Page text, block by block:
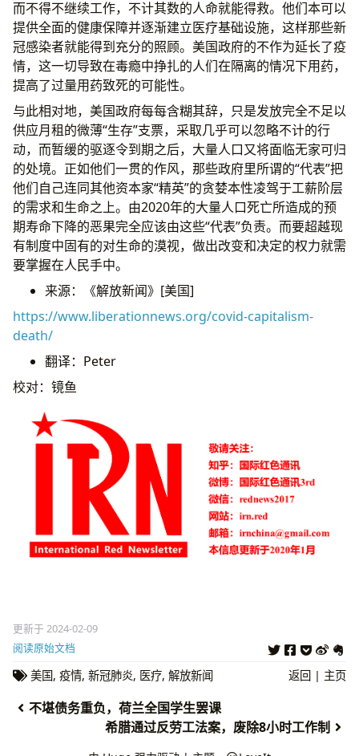
而不得不继续工作，不计其数的人命就能得救。他们本可以
提供全面的健康保障并逐渐建立医疗基础设施，这样那些新
冠感染者就能得到充分的照顾。美国政府的不作为延长了疫
情，这一切导致在毒瘾中挣扎的人们在隔离的情况下用药，
提高了过量用药致死的可能性。
与此相对地，美国政府每每含糊其辞，只是发放完全不足以
供应月租的微薄“生存”支票，采取几乎可以忽略不计的行
动，而暂缓的驱逐令到期之后，大量人口又将面临无家可归
的处境。正如他们一贯的作风，那些政府里所谓的“代表”把
他们自己连同其他资本家“精英”的贪婪本性凌驾于工薪阶层
的需求和生命之上。由2020年的大量人口死亡所造成的预
期寿命下降的恶果完全应该由这些“代表”负责。而要超越现
有制度中固有的对生命的漠视，做出改变和决定的权力就需
要掌握在人民手中。
来源：《解放新闻》[美国]
https://www.liberationnews.org/covid-capitalism-
death/
翻译：Peter
校对：镜鱼
更新于 2024-02-09
阅读原始文档
美国, 疫情, 新冠肺炎, 医疗, 解放新闻 返回 | 主页
不堪债务重负，荷兰全国学生罢课
希腊通过反劳工法案，废除8小时工作制